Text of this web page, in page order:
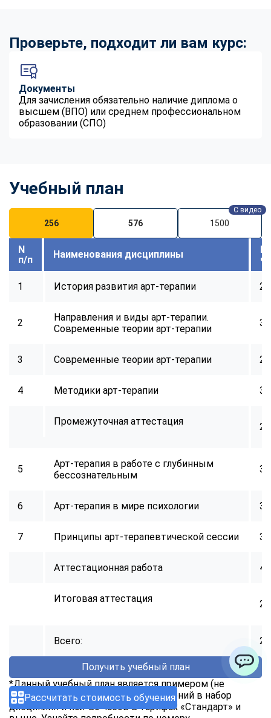
Рассчитать стоимость обучения
Проверьте, подходит ли вам курс:
Документы
Для зачисления обязательно наличие диплома о
высшем (ВПО) или среднем профессиональном
образовании (СПО)
Учебный план
256 576
С видео
1500
N
п/п
Наименования дисциплины
1 История развития арт-терапии 28
2
Направления и виды арт-терапии.
Современные теории арт-терапии
32
3 Современные теории арт-терапии 24
4 Методики арт-терапии 32
Промежуточная аттестация 2
5
Арт-терапия в работе с глубинным
бессознательным
32
6 Арт-терапия в мире психологии 32
7 Принципы арт-терапевтической сессии 32
Аттестационная работа 40
Итоговая аттестация 2
Всего:
Получить учебный план
*Данный учебный план является примером (не
оферта). Доступно внесение изменений в набор
дисциплин и кол-во часов в тарифах «Стандарт» и
online
Мессенджеры
Свяжитесь с нами через любой удобный мессенджер!
Telegram WhatsApp
Max
ChatApp